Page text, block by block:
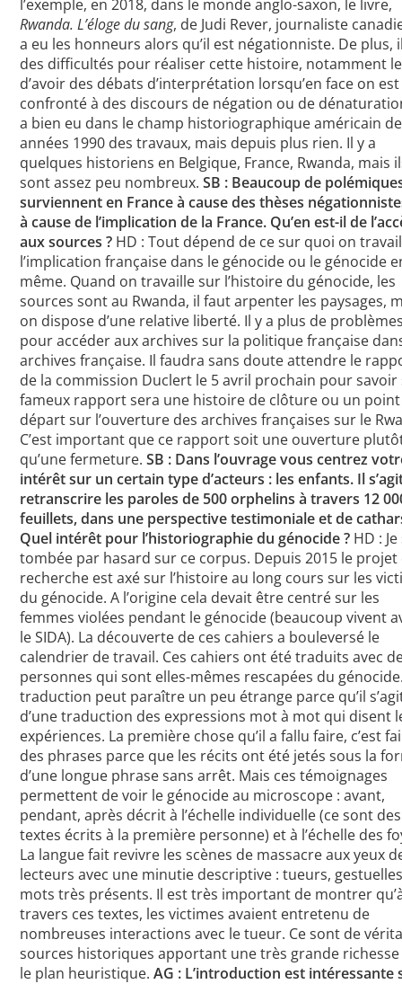
l’exemple, en 2018, dans le monde anglo-saxon, le livre,
Rwanda. L’éloge du sang, de Judi Rever, journaliste
a eu les honneurs alors qu’il est négationniste. De plus,
des difficultés pour réaliser cette histoire, notamment
d’avoir des débats d’interprétation lorsqu’en face on est
confronté à des discours de négation ou de
a bien eu dans le champ historiographique américain
années 1990 des travaux, mais depuis plus rien. Il y a
quelques historiens en Belgique, France, Rwanda, mais
sont assez peu nombreux.SB : Beaucoup de
surviennent en France à cause des thèses
à cause de l’implication de la France. Qu’en est-il de
aux sources ? HD : Tout dépend de ce sur quoi on
l’implication française dans le génocide ou le génocide
même. Quand on travaille sur l’histoire du génocide, les
sources sont au Rwanda, il faut arpenter les paysages,
on dispose d’une relative liberté. Il y a plus de
pour accéder aux archives sur la politique française
archives française. Il faudra sans doute attendre le
de la commission Duclert le 5 avril prochain pour savoir
fameux rapport sera une histoire de clôture ou un
départ sur l’ouverture des archives françaises sur le
C’est important que ce rapport soit une ouverture
qu’une fermeture.SB : Dans l’ouvrage vous centrez
intérêt sur un certain type d’acteurs : les enfants. Il
retranscrire les paroles de 500 orphelins à travers 12
feuillets, dans une perspective testimoniale et de
Quel intérêt pour l’historiographie du génocide ? HD :
tombée par hasard sur ce corpus. Depuis 2015 le projet
recherche est axé sur l’histoire au long cours sur les
du génocide. A l’origine cela devait être centré sur les
femmes violées pendant le génocide (beaucoup vivent
le SIDA). La découverte de ces cahiers a bouleversé le
calendrier de travail. Ces cahiers ont été traduits avec
personnes qui sont elles-mêmes rescapées du
traduction peut paraître un peu étrange parce qu’il
d’une traduction des expressions mot à mot qui disent
expériences. La première chose qu’il a fallu faire, c’est
des phrases parce que les récits ont été jetés sous la
d’une longue phrase sans arrêt. Mais ces témoignages
permettent de voir le génocide au microscope : avant,
pendant, après décrit à l’échelle individuelle (ce sont des
textes écrits à la première personne) et à l’échelle des
La langue fait revivre les scènes de massacre aux yeux
lecteurs avec une minutie descriptive : tueurs,
mots très présents. Il est très important de montrer
travers ces textes, les victimes avaient entretenu de
nombreuses interactions avec le tueur. Ce sont de
sources historiques apportant une très grande
le plan heuristique.AG : L’introduction est intéressante